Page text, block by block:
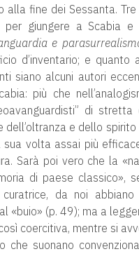
alla fine dei Sessanta.
per giungere a Scabia
e
d’inventario; e
siano alcuni autori
più che
di
dell’oltranza e dello
sua volta assai più
Sarà poi vero che la
di paese classico»,
da noi
«buio» (p. 49); ma a
coercitiva, mentre si
che suonano